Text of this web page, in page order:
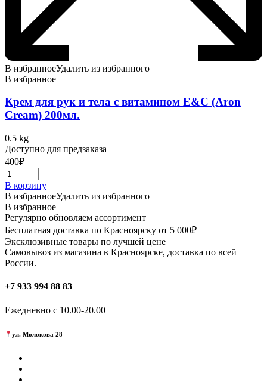
В избранноеУдалить из избранного
В избранное
Крем для рук и тела с витамином E&C (Aron
Cream) 200мл.
0.5 kg
Доступно для предзаказа
400₽
В корзину
В избранноеУдалить из избранного
В избранное
Регулярно обновляем ассортимент
Бесплатная доставка по Красноярску от 5 000₽
Эксклюзивные товары по лучшей цене
Самовывоз из магазина в Красноярске, доставка по всей
России.
+7 933 994 88 83
Ежедневно с 10.00-20.00
ул. Молокова 28